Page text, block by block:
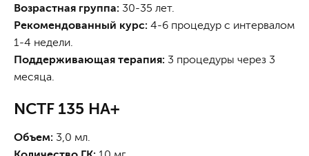
Возрастная группа: 30-35 лет.
Рекомендованный курс: 4-6 процедур с интервалом
1-4 недели.
Поддерживающая терапия: 3 процедуры через 3
месяца.
NCTF 135 HA+
Объем: 3,0 мл.